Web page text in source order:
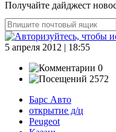
Получайте дайджест
5 апреля 2012 | 18:55
0
2572
Барс Авто
открытие д/ц
Peugeot